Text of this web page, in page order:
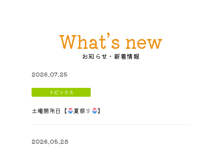
What’s new
2026.07.25
トピックス
土曜開所日【 夏祭り 】
2026.05.28